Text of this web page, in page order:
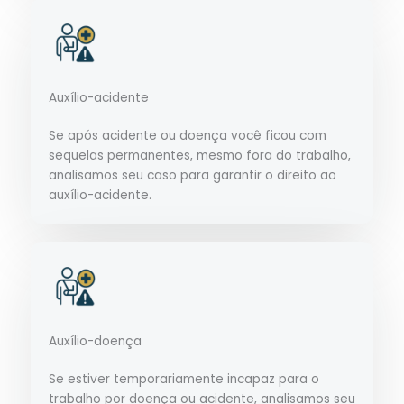
Auxílio-acidente
Se após acidente ou doença você ficou com
sequelas permanentes, mesmo fora do trabalho,
analisamos seu caso para garantir o direito ao
auxílio-acidente.
Auxílio-doença
Se estiver temporariamente incapaz para o
trabalho por doença ou acidente, analisamos seu